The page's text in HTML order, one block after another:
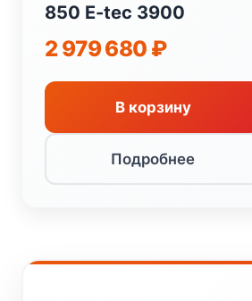
850 E-tec 3900
2 979 680 ₽
В корзину
Подробнее